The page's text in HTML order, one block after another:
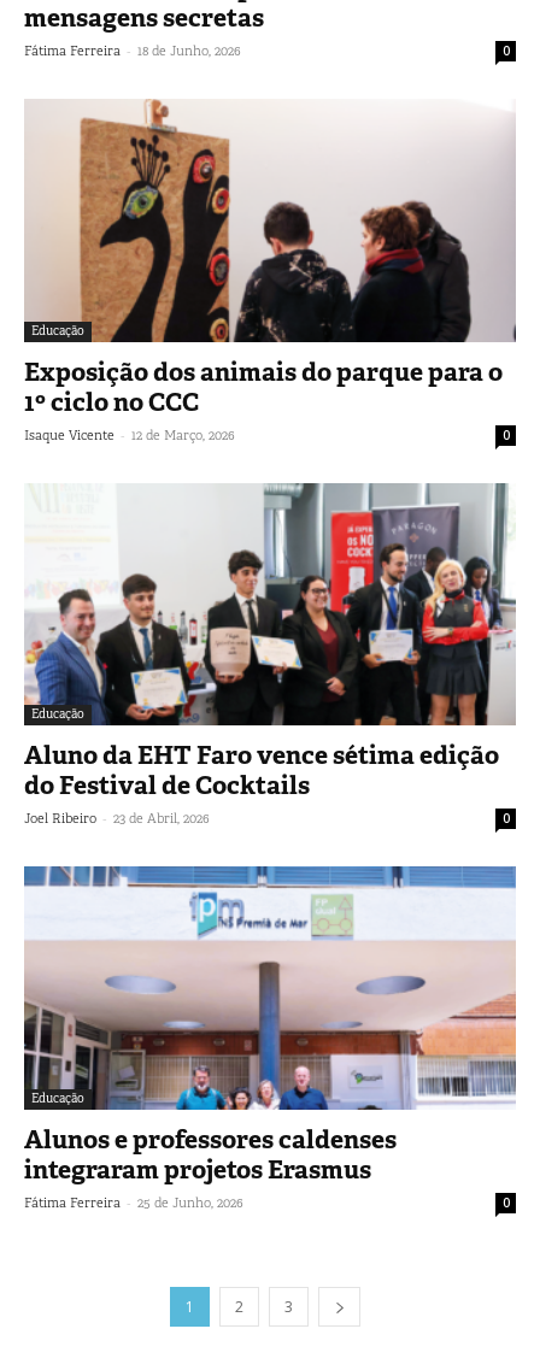
mensagens secretas
Fátima Ferreira - 18 de Junho, 2026 0
Educação
Exposição dos animais do parque para o
1º ciclo no CCC
Isaque Vicente - 12 de Março, 2026 0
Educação
Aluno da EHT Faro vence sétima edição
do Festival de Cocktails
Joel Ribeiro - 23 de Abril, 2026 0
Educação
Alunos e professores caldenses
integraram projetos Erasmus
Fátima Ferreira - 25 de Junho, 2026 0
1 2 3